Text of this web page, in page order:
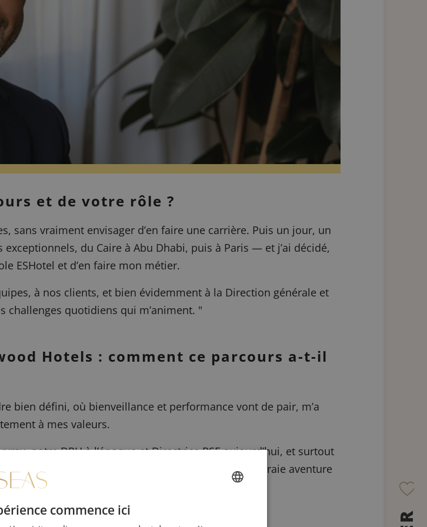
et de votre rôle ?
sans vraiment envisager d’en faire une carrière. Puis un jour, un
du Caire à Abu Dhabi, puis à Paris — et j’ai décidé,
ESHotel et d’en faire mon métier.
à nos clients, et bien évidemment à la Direction générale et
quotidiens qui m’animent. "
Hotels : comment ce parcours a-t-il
bien défini, où bienveillance et performance vont de pair, m’a
à mes valeurs.
notre DRH à l’époque et Directrice RSE aujourd’hui, et surtout
confiance mutuelle s’est transformée en une vraie aventure
an déjà au Five Seas.
commence ici